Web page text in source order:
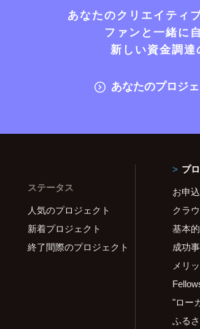
あなたのクリエイティ
ファンと一緒に
新しい資金調
あなたのプロジ
ステータス
人気のプロジェクト
新着プロジェクト
終了間際のプロジェクト
プ
お申
クラ
基本
成功
メリ
"ロー
ふる